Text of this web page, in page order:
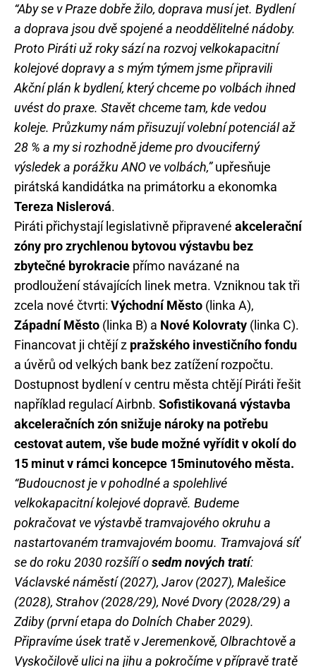
“Aby se v Praze dobře žilo, doprava musí jet. Bydlení
a doprava jsou dvě spojené a neoddělitelné nádoby.
Proto Piráti už roky sází na rozvoj velkokapacitní
kolejové dopravy a s mým týmem jsme připravili
Akční plán k bydlení, který chceme po volbách ihned
uvést do praxe. Stavět chceme tam, kde vedou
koleje. Průzkumy nám přisuzují volební potenciál až
28 % a my si rozhodně jdeme pro dvouciferný
výsledek a porážku ANO ve volbách,”upřesňuje
pirátská kandidátka na primátorku a ekonomka
Tereza Nislerová.
Piráti přichystají legislativně připravené akcelerační
zóny pro zrychlenou bytovou výstavbu bez
zbytečné byrokracie přímo navázané na
prodloužení stávajících linek metra. Vzniknou tak tři
zcela nové čtvrti: Východní Město (linka A),
Západní Město (linka B) a Nové Kolovraty (linka C).
Financovat ji chtějí z pražského investičního fondu
a úvěrů od velkých bank bez zatížení rozpočtu.
Dostupnost bydlení v centru města chtějí Piráti řešit
například regulací Airbnb. Sofistikovaná výstavba
akceleračních zón snižuje nároky na potřebu
cestovat autem, vše bude možné vyřídit v okolí do
15 minut v rámci koncepce 15minutového města.
“Budoucnost je v pohodlné a spolehlivé
velkokapacitní kolejové dopravě. Budeme
pokračovat ve výstavbě tramvajového okruhu a
nastartovaném tramvajovém boomu. Tramvajová síť
se do roku 2030 rozšíří osedm nových tratí:
Václavské náměstí (2027), Jarov (2027), Malešice
(2028), Strahov (2028/29), Nové Dvory (2028/29) a
Zdiby (první etapa do Dolních Chaber 2029).
Připravíme úsek tratě v Jeremenkově, Olbrachtově a
Vyskočilově ulici na jihu a pokročíme v přípravě tratě